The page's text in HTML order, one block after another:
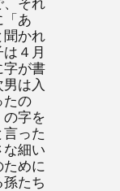
、それ
「あ
聞かれ
４月
字が書
は入
たの
の字を
った
な細い
ために
たち